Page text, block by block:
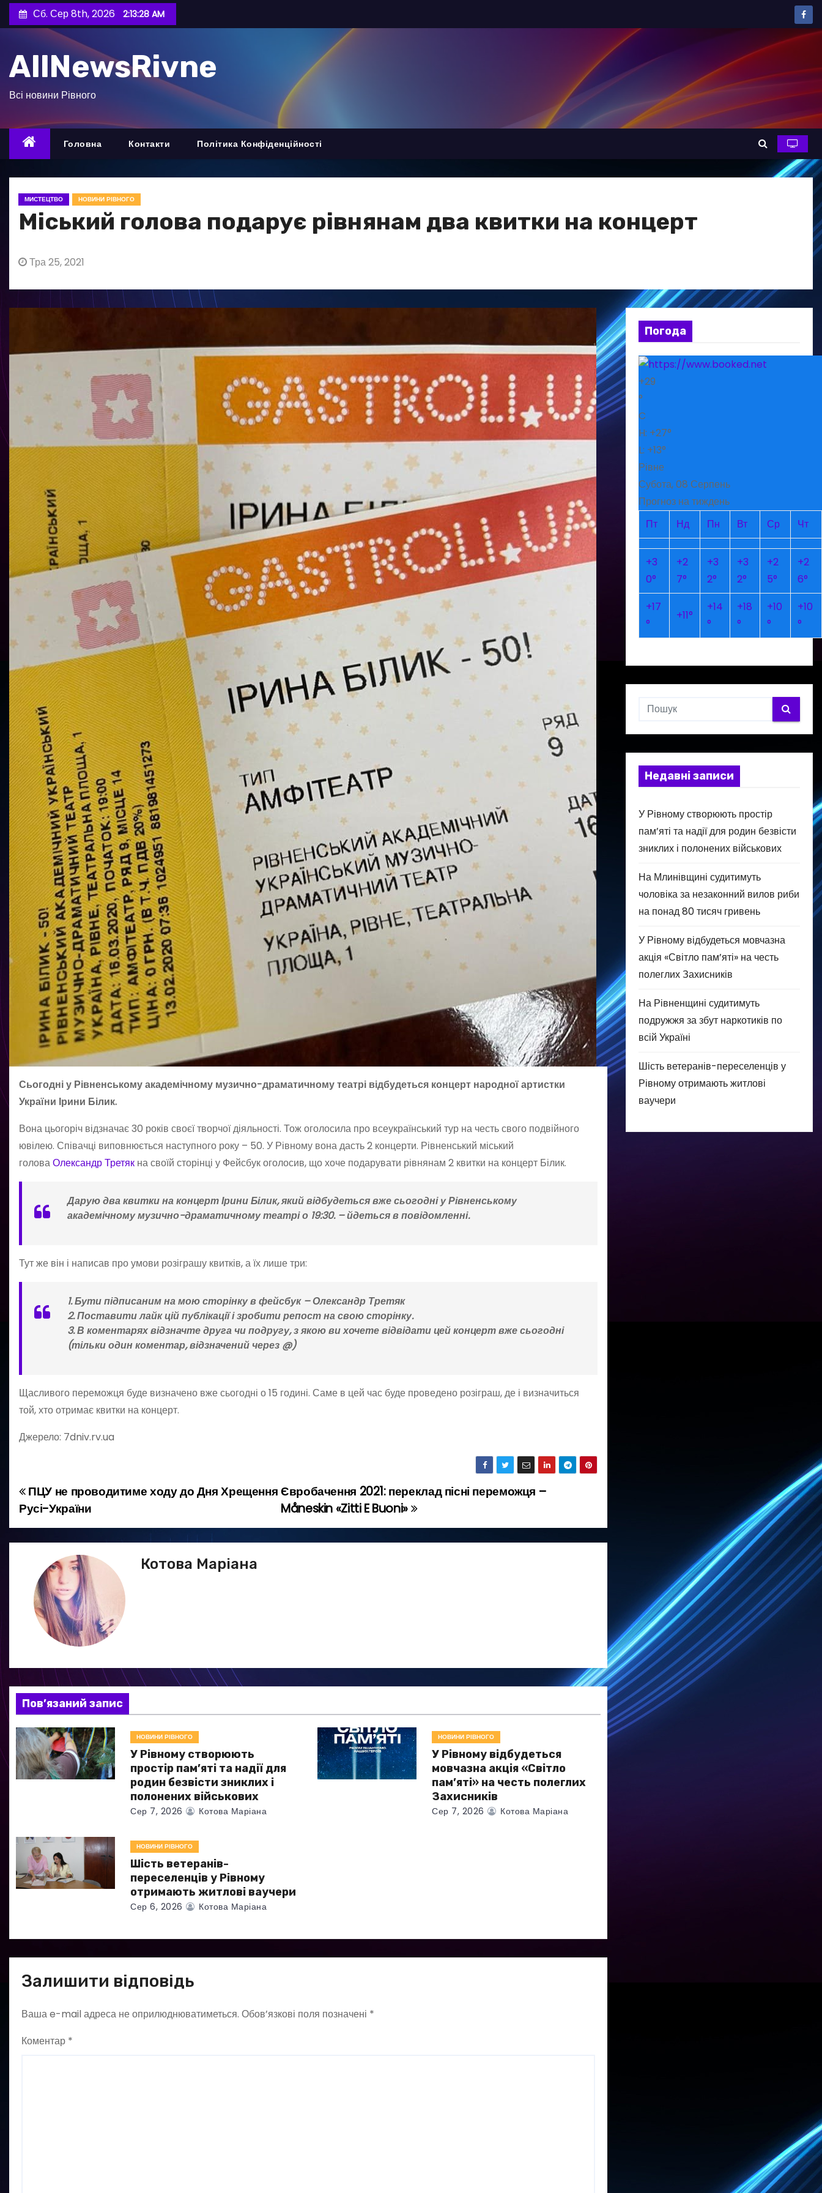
е
д
Сб. Сер 8th, 2026 2:13:30 AM
AllNewsRivne
Всі новини Рівного
Головна Контакти Політика Конфіденційності
МИСТЕЦТВО НОВИНИ РІВНОГО
Міський голова подарує рівнянам два квитки на концерт
Тра 25, 2021
Сьогодні у Рівненському академічному музично-драматичному театрі відбудеться концерт народної артистки
України Ірини Білик.
Вона цьогоріч відзначає 30 років своєї творчої діяльності. Тож оголосила про всеукраїнський тур на честь свого подвійного
ювілею. Співачці виповнюється наступного року – 50. У Рівному вона дасть 2 концерти. Рівненський міський
головаОлександр Третяк на своїй сторінці у Фейсбук оголосив, що хоче подарувати рівнянам 2 квитки на концерт Білик.
Дарую два квитки на концерт Ірини Білик, який відбудеться вже сьогодні у Рівненському
академічному музично-драматичному театрі о 19:30. – йдеться в повідомленні.
Тут же він і написав про умови розіграшу квитків, а їх лише три:
1. Бути підписаним на мою сторінку в фейсбук – Олександр Третяк
2. Поставити лайк цій публікації і зробити репост на свою сторінку.
3. В коментарях відзначте друга чи подругу, з якою ви хочете відвідати цей концерт вже сьогодні
(тільки один коментар, відзначений через @)
Щасливого переможця буде визначено вже сьогодні о 15 годині. Саме в цей час буде проведено розіграш, де і визначиться
той, хто отримає квитки на концерт.
Джерело: 7dniv.rv.ua
Н
а
в
і
я
з
а
п
в
Євробачення 2021: переклад пісні переможця –
Måneskin «Zitti E Buoni»
ПЦУ не проводитиме ходу до Дня Хрещення
Русі-України
Котова Маріана
Пов’язаний запис
НОВИНИ РІВНОГО
У Рівному створюють
простір пам’яті та надії для
родин безвісти зниклих і
полонених військових
Сер 7, 2026 Котова Маріана
НОВИНИ РІВНОГО
У Рівному відбудеться
мовчазна акція «Світло
пам’яті» на честь полеглих
Захисників
Сер 7, 2026 Котова Маріана
НОВИНИ РІВНОГО
Шість ветеранів-
переселенців у Рівному
отримають житлові ваучери
Сер 6, 2026 Котова Маріана
Залишити відповідь
Ваша e-mail адреса не оприлюднюватиметься. Обов’язкові поля позначені *
Коментар *
Погода
+29
°
C
H: +27°
L: +13°
Рівне
Субота, 08 Серпень
Прогноз на тиждень
Пт
Нд Пн Вт Ср Чт
+3
0°
+2
7°
+3
2°
+3
2°
+2
5°
+2
6°
+17
°
+11°
+14
°
+18
°
+10
°
+10
°
Недавні записи
У Рівному створюють простір
пам’яті та надії для родин безвісти
зниклих і полонених військових
На Млинівщині судитимуть
чоловіка за незаконний вилов риби
на понад 80 тисяч гривень
У Рівному відбудеться мовчазна
акція «Світло пам’яті» на честь
полеглих Захисників
На Рівненщині судитимуть
подружжя за збут наркотиків по
всій Україні
Шість ветеранів-переселенців у
Рівному отримають житлові
ваучери